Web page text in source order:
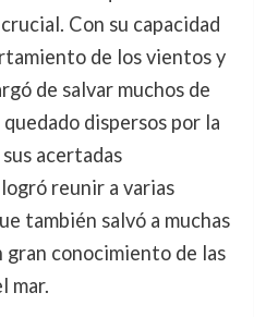
Con su capacidad
de los vientos y
de salvar muchos de
dispersos por la
acertadas
reunir a varias
también salvó a muchas
gran conocimiento de las
mar.